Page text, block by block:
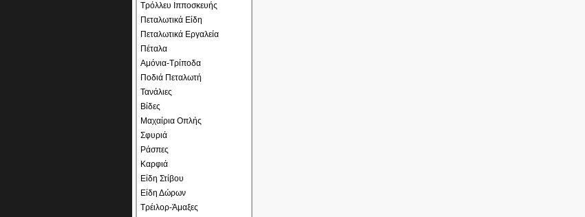
Τρόλλευ Ιπποσκευής
Πεταλωτικά Είδη
Πεταλωτικά Εργαλεία
Πέταλα
Αμόνια-Τρίποδα
Ποδιά Πεταλωτή
Τανάλιες
Βίδες
Μαχαίρια Οπλής
Σφυριά
Ράσπες
Καρφιά
Είδη Στίβου
Είδη Δώρων
Τρέιλορ-Άμαξες